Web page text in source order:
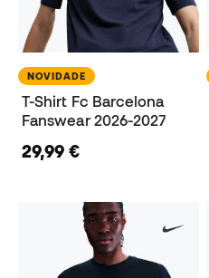
NOVIDADE
T-Shirt Fc Barcelona
Fanswear 2026-2027
29,99 €